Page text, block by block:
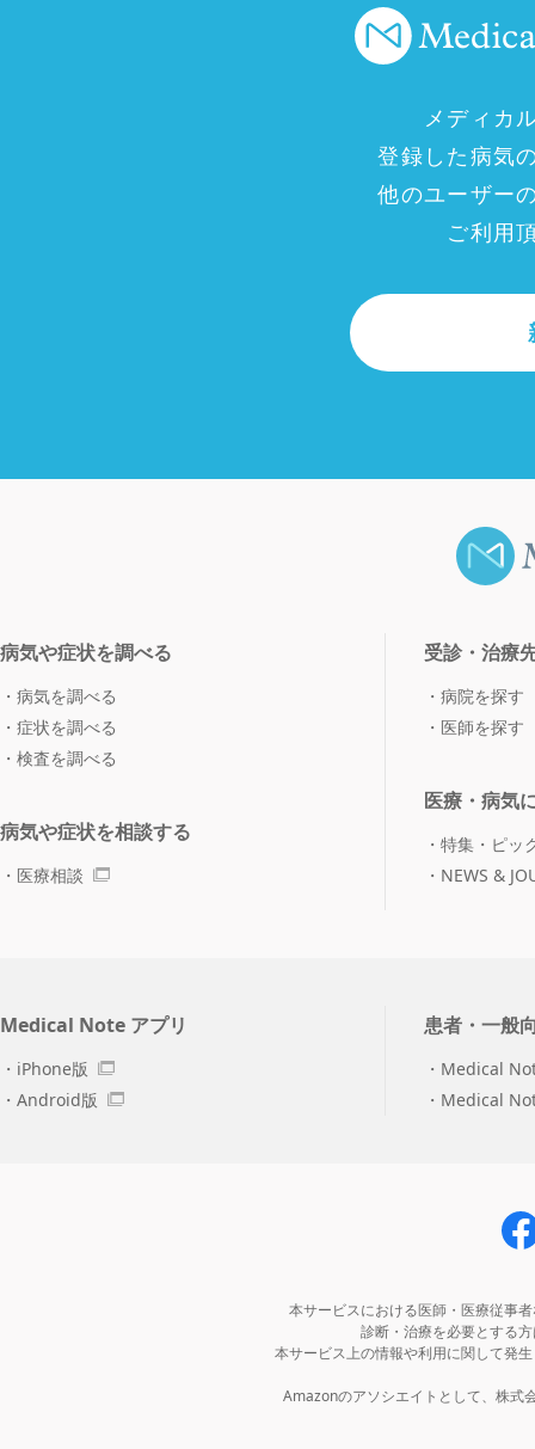
メディカ
登録した病気
他のユーザー
ご利用
病気や症状を調べる
病気を調べる
症状を調べる
検査を調べる
病気や症状を相談する
医療相談
受診・治療
病院を探す
医師を探す
医療・病気
特集・ピッ
NEWS &
Medical Note アプリ
iPhone版
Android版
患者・一般
Medical
Medical
本サービスにおける医師・医療従事
診断・治療を必要とする
本サービス上の情報や利用に関して発
Amazonのアソシエイトとして、株式